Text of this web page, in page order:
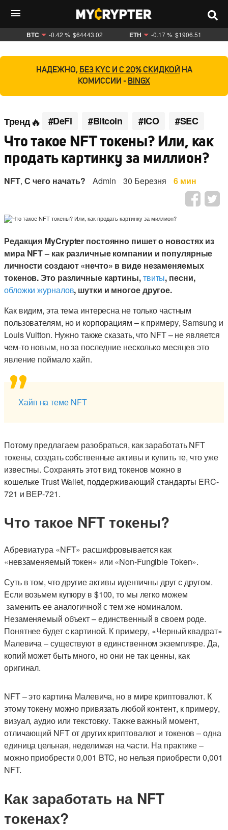
BTC -0.42 % $64443.02 ETH -0.17 % $1906.51
НАДЕЖНО, БЕЗ KYC И С 20% СКИДКОЙ НА
КОМИССИИ - BINGX
Тренд #DeFi #Bitcoin #ICO #SEC
Что такое NFT токены? Или, как
продать картинку за миллион?
NFT, С чего начать? Admin 30 Березня 6 мин
Редакция MyCrypter постоянно пишет о новостях из
мира NFT – как различные компании и популярные
личности создают «нечто» в виде незаменяемых
токенов. Это различные картины,твиты, песни,
обложки журналов, шутки и многое другое.
Как видим, эта тема интересна не только частным
пользователям, но и корпорациям – к примеру, Samsung и
Louis Vuitton. Нужно также сказать, что NFT – не является
чем-то новым, но за последние несколько месяцев это
явление поймало хайп.
Хайп на теме NFT
Потому предлагаем разобраться, как заработать NFT
токены, создать собственные активы и купить те, что уже
известны. Сохранять этот вид токенов можно в
кошельке Trust Wallet, поддерживающий стандарты ERC-
721 и BEP-721.
Что такое NFT токены?
Абревиатура «NFT» расшифровывается как
«невзаменяемый токен» или «Non-Fungible Token».
Суть в том, что другие активы идентичны друг с другом.
Если возьмем купюру в $100, то мы легко можем
заменить ее аналогичной с тем же номиналом.
Незаменяемый объект – единственный в своем роде.
Понятнее будет с картиной. К примеру, «Черный квадрат»
Малевича – существуют в единственном экземпляре. Да,
копий может быть много, но они не так ценны, как
оригинал.
NFT – это картина Малевича, но в мире криптовалют. К
этому токену можно привязать любой контент, к примеру,
визуал, аудио или текстовку. Также важный момент,
отличающий NFT от других криптовалют и токенов – одна
единица цельная, неделимая на части. На практике –
можно приобрести 0,001 BTC, но нельзя приобрести 0,001
NFT.
Как заработать на NFT
токенах?